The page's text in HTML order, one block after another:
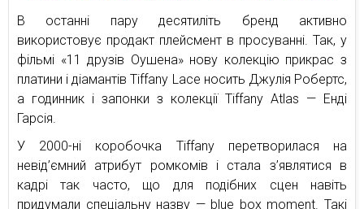
В останні пару десятиліть бренд активно
використовує продакт плейсмент в просуванні. Так, у
фільмі «11 друзів Оушена» нову колекцію прикрас з
платини і діамантів Tiffany Lace носить Джулія Робертс,
а годинник і запонки з колекції Tiffany Atlas — Енді
Гарсія.
У 2000-ні коробочка Tiffany перетворилася на
невід’ємний атрибут ромкомів і стала з’являтися в
кадрі так часто, що для подібних сцен навіть
придумали спеціальну назву — blue box moment. Такі